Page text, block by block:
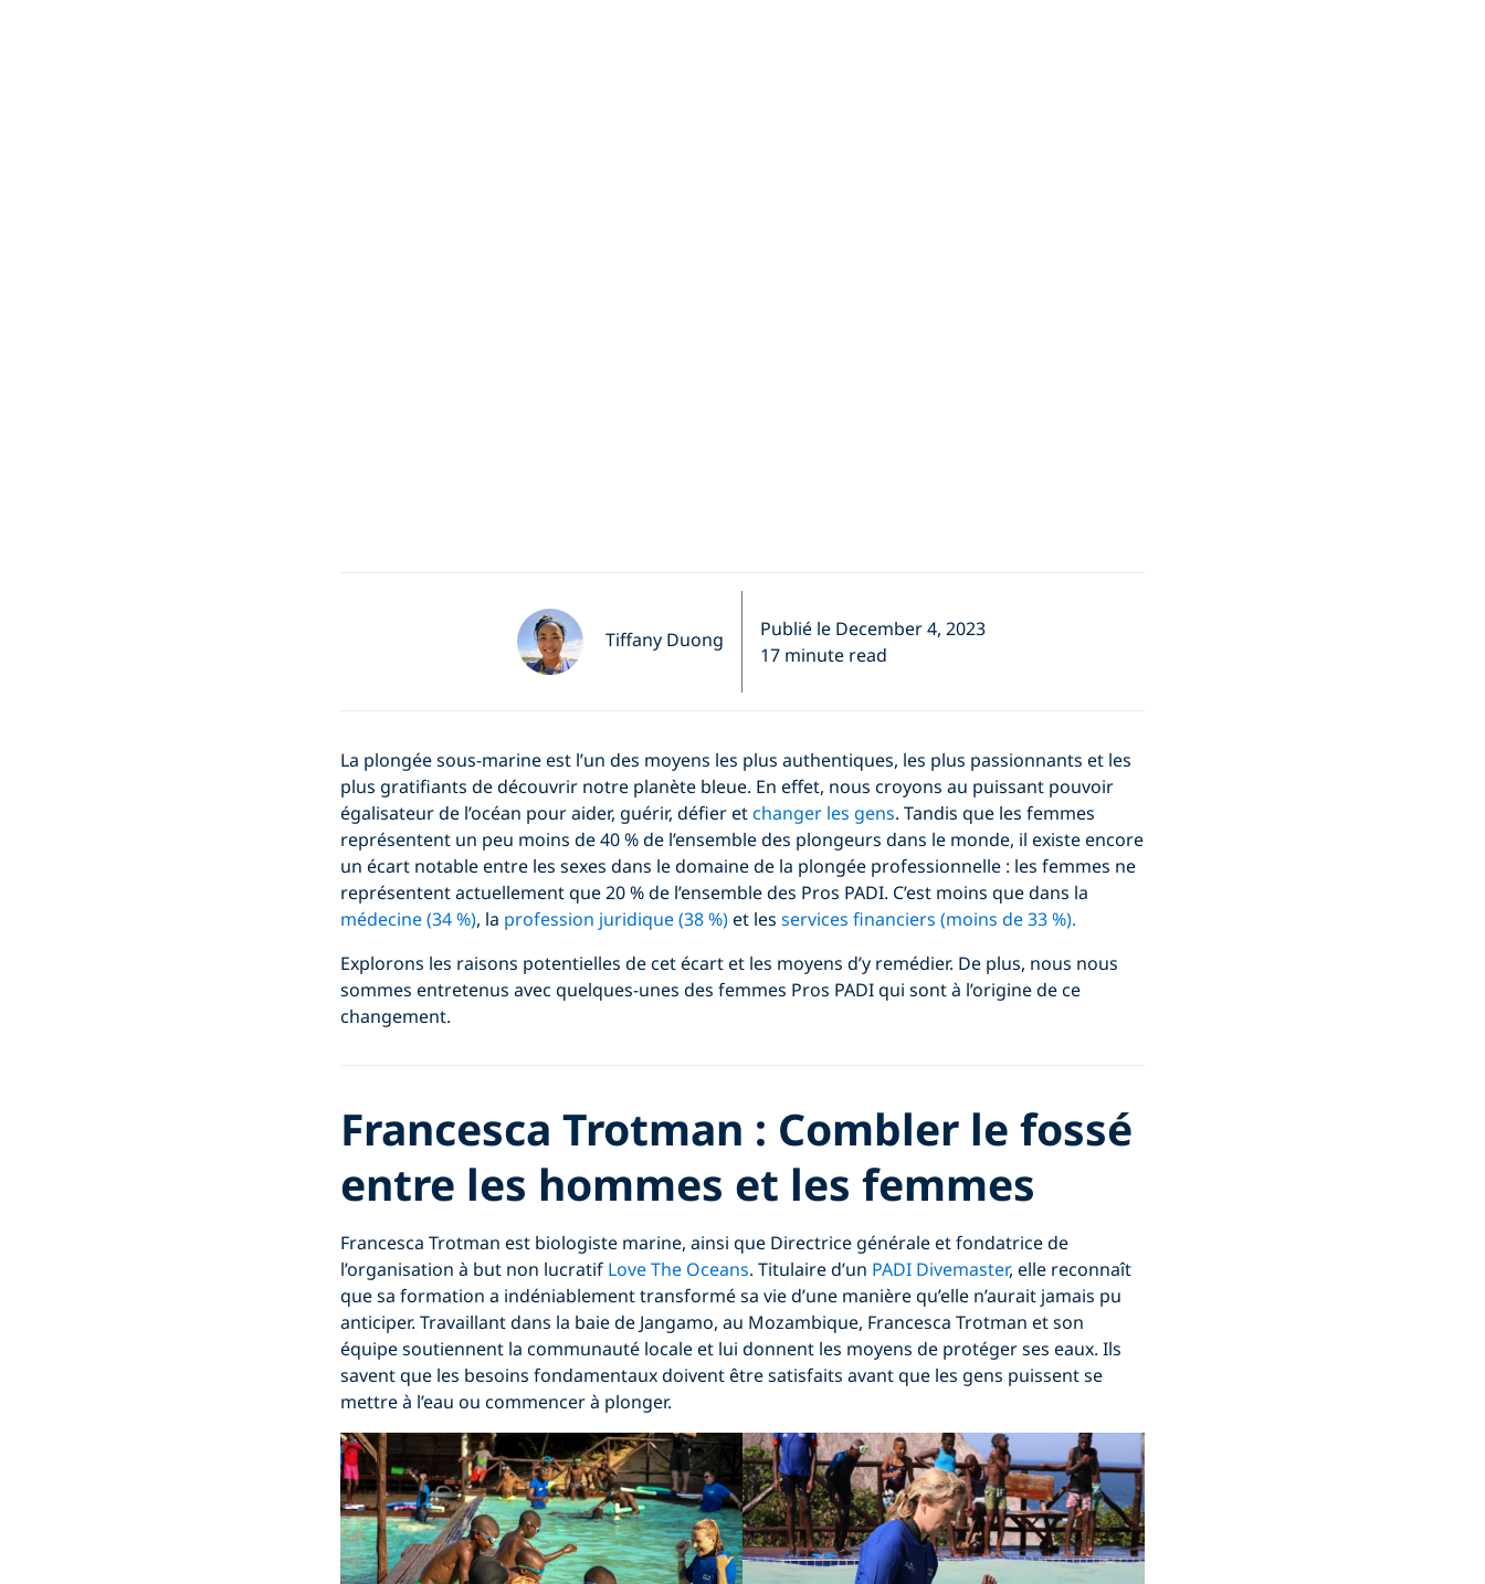
Tiffany Duong
Publié le December 4, 2023
17 minute read
La plongée sous-marine est l’un des moyens les plus authentiques, les plus passionnants et les
plus gratifiants de découvrir notre planète bleue. En effet, nous croyons au puissant pouvoir
égalisateur de l’océan pour aider, guérir, défier etchanger les gens. Tandis que les femmes
représentent un peu moins de 40 % de l’ensemble des plongeurs dans le monde, il existe encore
un écart notable entre les sexes dans le domaine de la plongée professionnelle : les femmes ne
représentent actuellement que 20 % de l’ensemble des Pros PADI. C’est moins que dans la
médecine (34 %), la profession juridique (38 %)et les services financiers (moins de 33 %).
Explorons les raisons potentielles de cet écart et les moyens d’y remédier. De plus, nous nous
sommes entretenus avec quelques-unes des femmes Pros PADI qui sont à l’origine de ce
changement.
Francesca Trotman : Combler le fossé
entre les hommes et les femmes
Francesca Trotman est biologiste marine, ainsi que Directrice générale et fondatrice de
l’organisation à but non lucratif Love The Oceans. Titulaire d’un PADI Divemaster, elle reconnaît
que sa formation a indéniablement transformé sa vie d’une manière qu’elle n’aurait jamais pu
anticiper. Travaillant dans la baie de Jangamo, au Mozambique, Francesca Trotman et son
équipe soutiennent la communauté locale et lui donnent les moyens de protéger ses eaux. Ils
savent que les besoins fondamentaux doivent être satisfaits avant que les gens puissent se
mettre à l’eau ou commencer à plonger.